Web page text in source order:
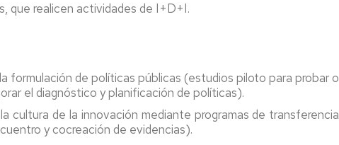
que realicen actividades de I+D+I.
formulación de políticas públicas (estudios piloto para probar o
el diagnóstico y planificación de políticas).
cultura de la innovación mediante programas de transferencia
y cocreación de evidencias).